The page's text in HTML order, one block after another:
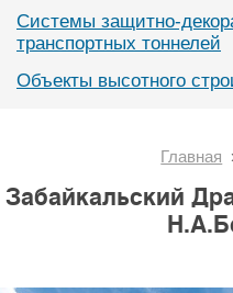
Системы защитно-
транспортных тоннелей
Объекты высотного
Главная
Забайкальский